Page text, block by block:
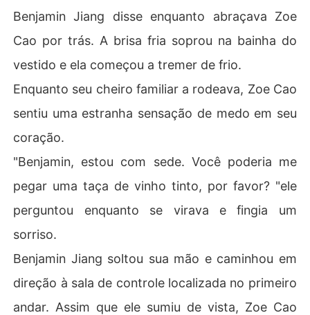
Benjamin Jiang disse enquanto abraçava Zoe
Cao por trás. A brisa fria soprou na bainha do
vestido e ela começou a tremer de frio.
Enquanto seu cheiro familiar a rodeava, Zoe Cao
sentiu uma estranha sensação de medo em seu
coração.
"Benjamin, estou com sede. Você poderia me
pegar uma taça de vinho tinto, por favor? "ele
perguntou enquanto se virava e fingia um
sorriso.
Benjamin Jiang soltou sua mão e caminhou em
direção à sala de controle localizada no primeiro
andar. Assim que ele sumiu de vista, Zoe Cao